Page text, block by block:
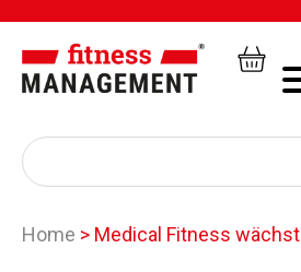
Home > Medical Fitness wächst